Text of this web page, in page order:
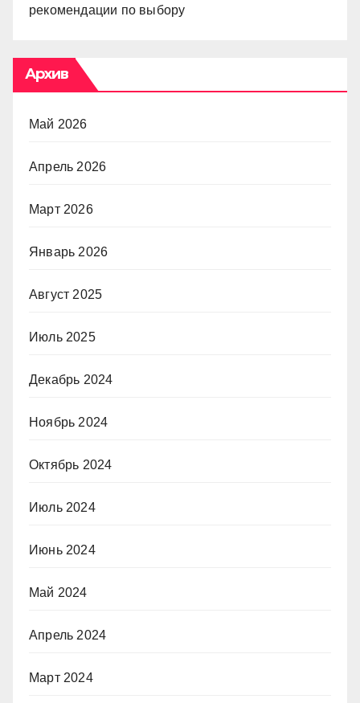
рекомендации по выбору
Архив
Май 2026
Апрель 2026
Март 2026
Январь 2026
Август 2025
Июль 2025
Декабрь 2024
Ноябрь 2024
Октябрь 2024
Июль 2024
Июнь 2024
Май 2024
Апрель 2024
Март 2024